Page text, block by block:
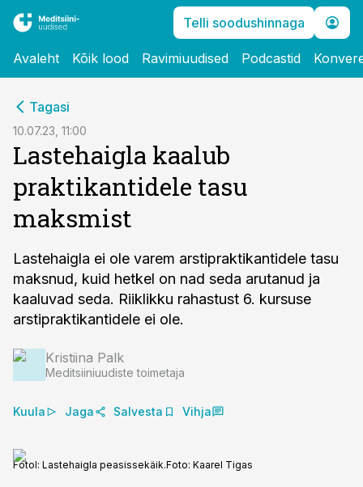
Telli soodushinnaga
Avaleht Kõik lood Ravimiuudised Podcastid
Tagasi
10.07.23, 11:00
Lastehaigla kaalub
praktikantidele tasu
maksmist
Lastehaigla ei ole varem arstipraktikantidele tasu
maksnud, kuid hetkel on nad seda arutanud ja
kaaluvad seda. Riiklikku rahastust 6. kursuse
arstipraktikantidele ei ole.
Kristiina Palk
Meditsiiniuudiste toimetaja
Kuula Jaga Salvesta Vihja
Fotol: Lastehaigla peasissekäik.Foto: Kaarel Tigas